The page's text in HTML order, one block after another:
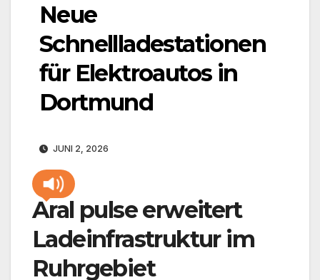
Neue
Schnellladestationen
für Elektroautos in
Dortmund
JUNI 2, 2026
Aral pulse erweitert
Ladeinfrastruktur im
Ruhrgebiet